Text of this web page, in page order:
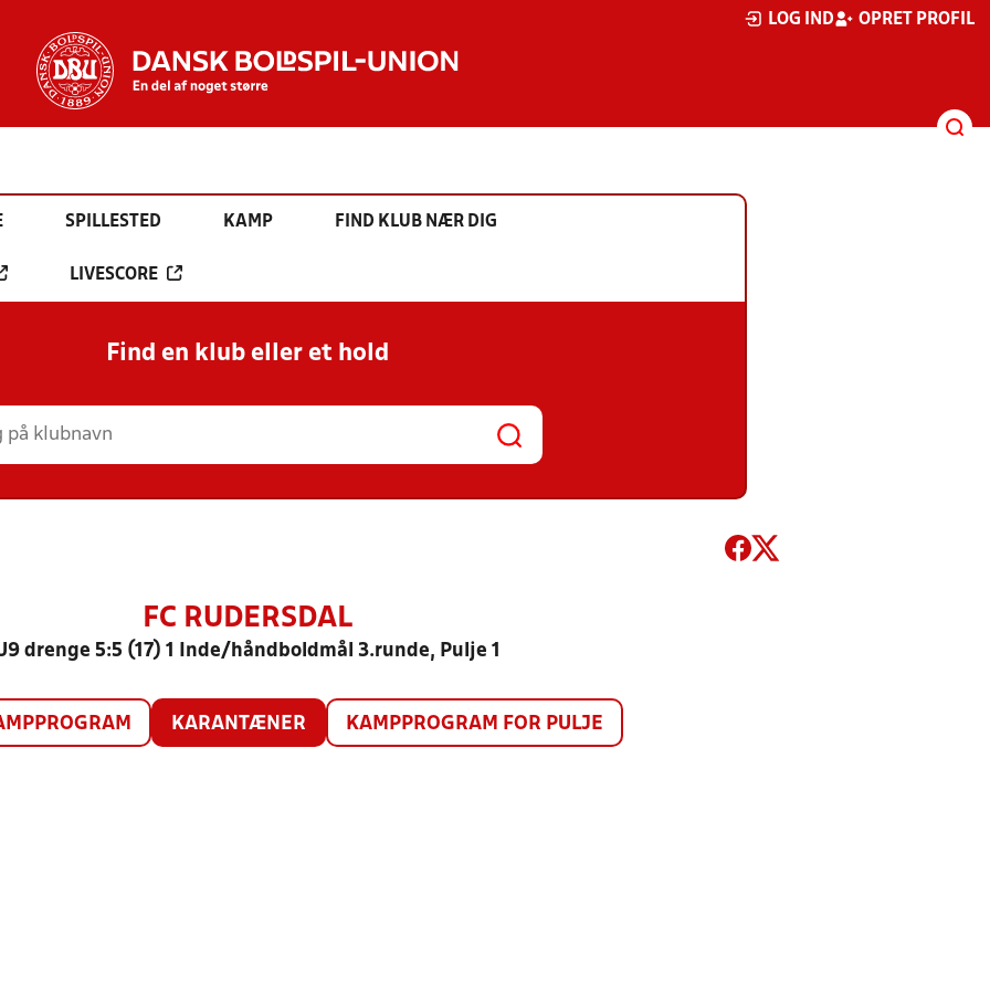
LOG IND OPRET PROFIL
SPILLESTED KAMP FIND KLUB NÆR DIG
LIVESCORE
Find en klub eller et hold
FC RUDERSDAL
drenge 5:5 (17) 1 Inde/håndboldmål 3.runde, Pulje 1
KARANTÆNER KAMPPROGRAM FOR PULJE